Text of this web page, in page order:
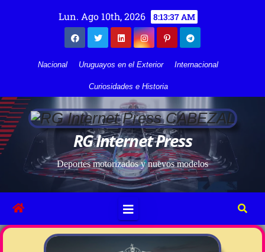
Lun. Ago 10th, 2026 8:13:38 AM
Nacional Uruguayos en el Exterior Internacional
Curiosidades e Historia
RG Internet Press
Deportes motorizados y nuevos modelos